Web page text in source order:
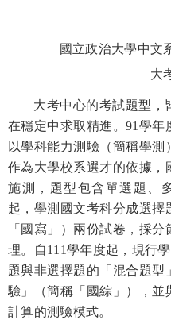
國立政治大學中文
大
大考中心的考試題型，
在穩定中求取精進。91 學年
以學科能力測驗（簡稱學測
作為大學校系選才的依據，
施測，題型包含單選題、
起，學測國文考科分成選
「國寫」）兩份試卷，採
理。自111學年度起，現行
題與非選擇題的「混合題型
驗」（簡稱「國綜」），並
計算的測驗模式。